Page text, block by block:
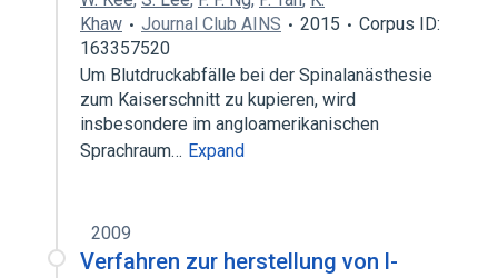
Khaw
Journal Club AINS 2015
Corpus ID:
163357520
Um Blutdruckabfälle bei der Spinalanästhesie
zum Kaiserschnitt zu kupieren, wird
insbesondere im angloamerikanischen
Sprachraum… Expand
2009
Verfahren zur herstellung von l-